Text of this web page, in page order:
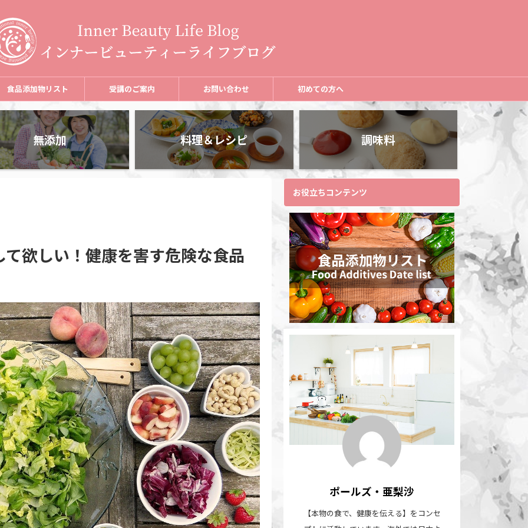
食品添加物リスト 受講のご案内 お問い合わせ 初めての方へ
無添加 料理＆レシピ 調味料
欲しい！健康を害す危険な食品
お役立ちコンテンツ
ポールズ・亜梨沙
【本物の食で、健康を伝える】をコンセ